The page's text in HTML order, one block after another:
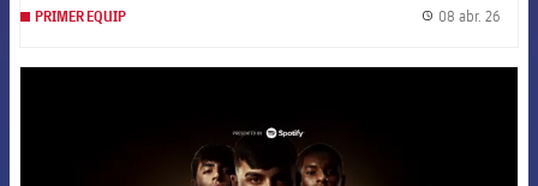
PRIMER EQUIP 08 abr. 26